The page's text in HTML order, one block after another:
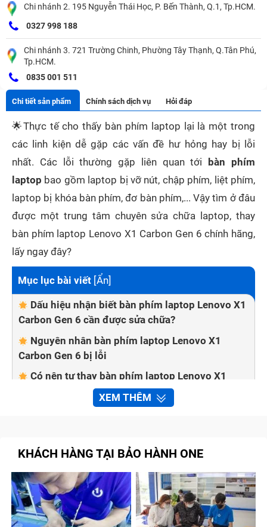
Chi nhánh 2. 195 Nguyễn Thái Học, P. Bến Thành, Q.1, Tp.HCM.
0327 998 188
Chi nhánh 3. 721 Trường Chinh, Phường Tây Thạnh, Q.Tân Phú,
Tp.HCM.
0835 001 511
Chi tiết sản phẩm Chính sách dịch vụ Hỏi đáp
🌟Thực tế cho thấy bàn phím laptop lại là một trong
các linh kiện dễ gặp các vấn đề hư hỏng hay bị lỗi
nhất. Các lỗi thường gặp liên quan tới
bàn phím
laptop bao gồm laptop bị vỡ nút, chập phím, liệt phím,
laptop bị khóa bàn phím, đơ bàn phím,... Vậy tìm ở đâu
được một trung tâm chuyên sửa chữa laptop, thay
bàn phím laptop Lenovo X1 Carbon Gen 6 chính hãng,
lấy ngay đây?
Mục lục bài viết [Ẩn]
Dấu hiệu nhận biết bàn phím laptop Lenovo X1
Carbon Gen 6 cần được sửa chữa?
Nguyên nhân bàn phím laptop Lenovo X1
Carbon Gen 6 bị lỗi
Có nên tự thay bàn phím laptop Lenovo X1
Carbon Gen 6 tại nhà không?
Bảo Hành One thay bàn phím laptop Lenovo X1
Carbon Gen 6 nhanh chóng, chất lượng
Quy trình sửa chữa bàn phím laptop Lenovo
X1 Carbon Gen 6 tại trung tâm Bảo Hành One
Cam kết với khách hàng khi sửa chữa bàn
XEM THÊM
KHÁCH HÀNG TẠI BẢO HÀNH ONE